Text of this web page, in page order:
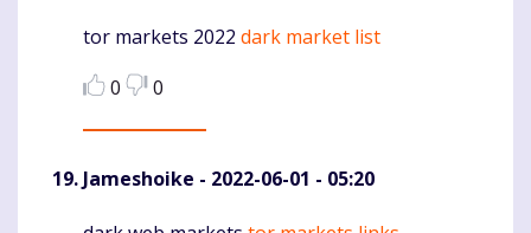
Komentaras
tor markets 2022 dark market list
0
0
Jameshoike - 2022-06-01 - 05:20